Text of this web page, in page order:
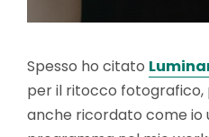
Spesso ho citato
per il ritocco fotografico,
anche ricordato come io